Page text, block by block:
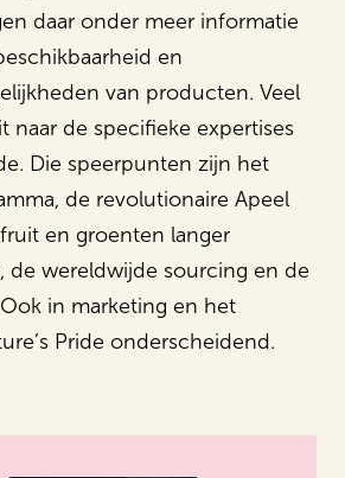
daar onder meer informatie
en
van producten. Veel
naar de specifieke expertises
Die speerpunten zijn het
de revolutionaire Apeel
en groenten langer
de wereldwijde sourcing en de
in marketing en het
Pride onderscheidend.